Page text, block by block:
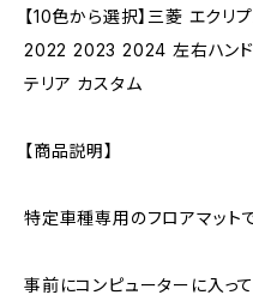
【10色から選択】三菱 エク
2022 2023 2024 左右ハンド
テリア カスタム
【商品説明】
特定車種専用のフロアマットで
事前にコンピューターに入っ